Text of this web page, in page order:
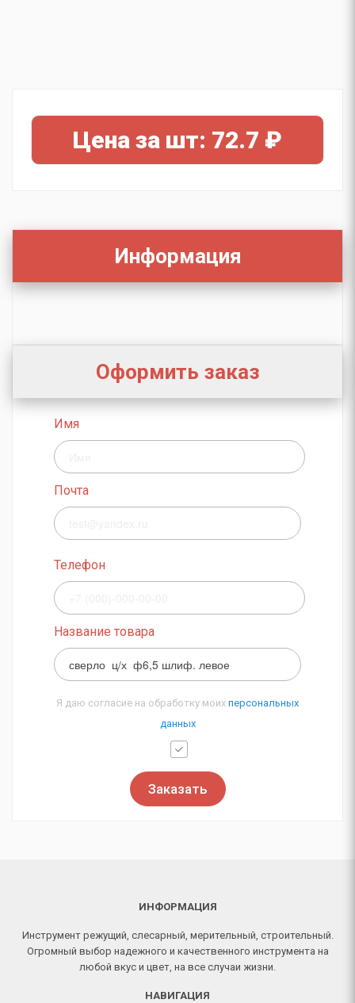
Цена за шт: 72.7 ₽
Информация
Оформить заказ
Имя
Почта
Телефон
Название товара
Я даю согласие на обработку моих персональных
данных
Заказать
ИНФОРМАЦИЯ
Инструмент режущий, слесарный, мерительный, строительный.
Огромный выбор надежного и качественного инструмента на
любой вкус и цвет, на все случаи жизни.
НАВИГАЦИЯ